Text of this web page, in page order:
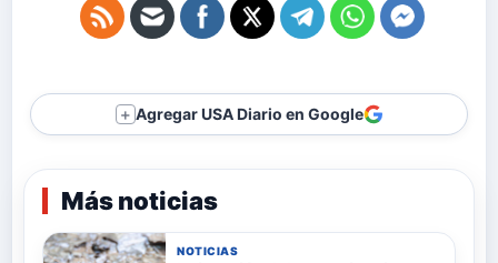
＋ Agregar USA Diario en Google
Más noticias
NOTICIAS